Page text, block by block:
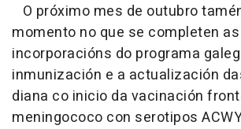
O próximo mes de outubro
momento no que se completen as
incorporacións do programa
inmunización e a actualización
diana co inicio da vacinación
meningococo con serotipos